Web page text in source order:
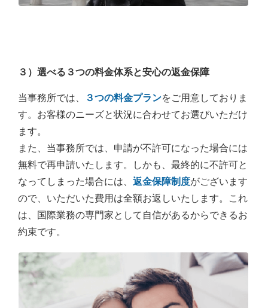
３）選べる３つの料金体系と安心の返金保障
当事務所では、 ３つの料金プランをご用意しておりま
す。お客様のニーズと状況に合わせてお選びいただけ
ます。
また、当事務所では、申請が不許可になった場合には
無料で再申請いたします。しかも、最終的に不許可と
なってしまった場合には、 返金保障制度がございます
ので、いただいた費用は全額お返しいたします。これ
は、国際業務の専門家として自信があるからできるお
約束です。